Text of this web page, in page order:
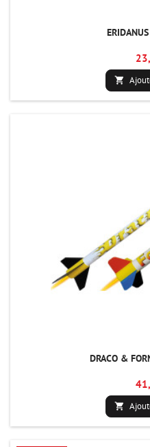

DRACO &
